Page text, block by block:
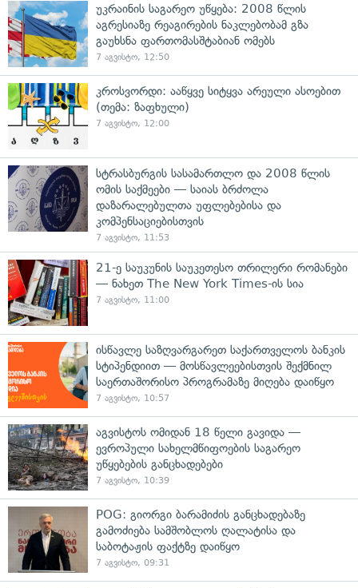
უკრაინის საგარეო უწყება: 2008 წლის
აგრესიაზე რეაგირების ნაკლებობამ გზა
გაუხსნა ფართომასშტაბიან ომებს
7 აგვისტო, 12:50
კროსვორდი: ააწყვე სიტყვა არეული ასოებით
(თემა: ზაფხული)
7 აგვისტო, 12:00
სტრასბურგის სასამართლო და 2008 წლის
ომის საქმეები — საიას ბრძოლა
დაზარალებულთა უფლებებისა და
კომპენსაციებისთვის
7 აგვისტო, 11:53
21-ე საუკუნის საუკეთესო თრილერი რომანები
— ნახეთ The New York Times-ის სია
7 აგვისტო, 11:00
ისწავლე საზღვარგარეთ საქართველოს ბანკის
სტიპენდიით — მოსწავლეებისთვის შექმნილ
საერთაშორისო პროგრამაზე მიღება დაიწყო
7 აგვისტო, 10:57
აგვისტოს ომიდან 18 წელი გავიდა —
ევროპული სახელმწიფოების საგარეო
უწყებების განცხადებები
7 აგვისტო, 10:39
POG: გიორგი ბარამიძის განცხადებაზე
გამოძიება სამშობლოს ღალატისა და
საბოტაჟის ფაქტზე დაიწყო
7 აგვისტო, 09:31